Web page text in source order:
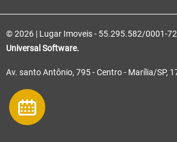
© 2026 | Lugar Imoveis - 55.295.582/0001-
Universal Software.
Av. santo Antônio, 795 - Centro - Marília/SP,